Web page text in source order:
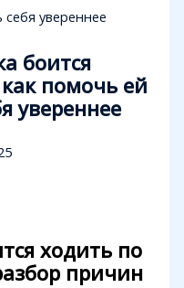
себя увереннее
боится
помочь ей
увереннее
ходить по
причин